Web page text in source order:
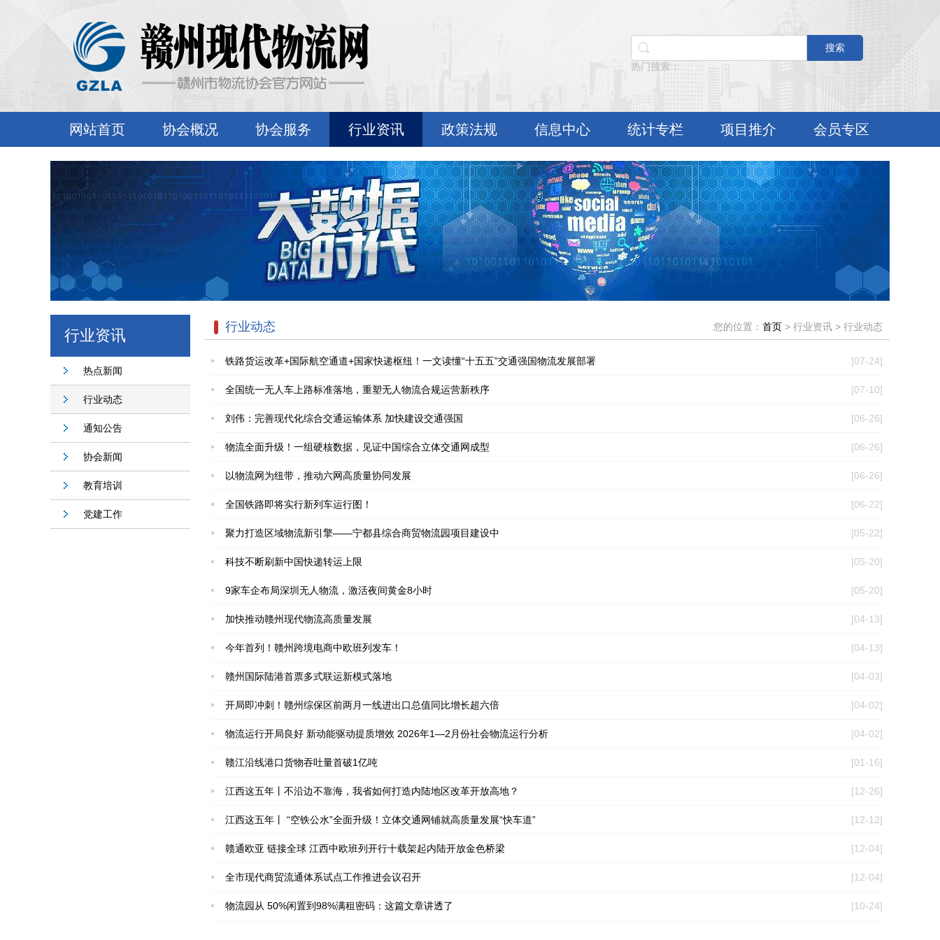
搜索
热门搜索：
网站首页 协会概况 协会服务 行业资讯 政策法规 信息中心 统计专栏 项目推介 会员专区
行业资讯
热点新闻
行业动态
通知公告
协会新闻
教育培训
党建工作
行业动态 您的位置： 首页 > 行业资讯 > 行业动态
[07-24]
铁路货运改革+国际航空通道+国家快递枢纽！一文读懂“十五五”交通强国物流发展部署
[07-10]
全国统一无人车上路标准落地，重塑无人物流合规运营新秩序
[06-26]
刘伟：完善现代化综合交通运输体系 加快建设交通强国
[06-26]
物流全面升级！一组硬核数据，见证中国综合立体交通网成型
[06-26]
以物流网为纽带，推动六网高质量协同发展
[06-22]
全国铁路即将实行新列车运行图！
[05-22]
聚力打造区域物流新引擎——宁都县综合商贸物流园项目建设中
[05-20]
科技不断刷新中国快递转运上限
[05-20]
9家车企布局深圳无人物流，激活夜间黄金8小时
[04-13]
加快推动赣州现代物流高质量发展
[04-13]
今年首列！赣州跨境电商中欧班列发车！
[04-03]
赣州国际陆港首票多式联运新模式落地
[04-02]
开局即冲刺！赣州综保区前两月一线进出口总值同比增长超六倍
[04-02]
物流运行开局良好 新动能驱动提质增效 2026年1—2月份社会物流运行分析
[01-16]
赣江沿线港口货物吞吐量首破1亿吨
[12-26]
江西这五年丨不沿边不靠海，我省如何打造内陆地区改革开放高地？
[12-12]
江西这五年丨 “空铁公水”全面升级！立体交通网铺就高质量发展“快车道”
[12-04]
赣通欧亚 链接全球 江西中欧班列开行十载架起内陆开放金色桥梁
[12-04]
全市现代商贸流通体系试点工作推进会议召开
[10-24]
物流园从 50%闲置到98%满租密码：这篇文章讲透了